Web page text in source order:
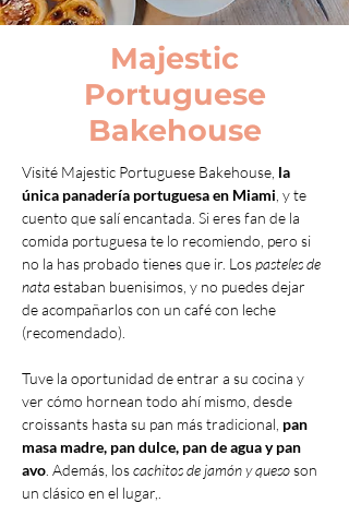
Majestic
Portuguese
Bakehouse
Visité Majestic Portuguese Bakehouse, la
única panadería portuguesa en Miami , y te
cuento que salí encantada. Si eres fan de la
comida portuguesa te lo recomiendo, pero si
no la has probado tienes que ir. Los pasteles de
nata estaban buenisimos, y no puedes dejar
de acompañarlos con un café con leche
(recomendado).
Tuve la oportunidad de entrar a su cocina y
ver cómo hornean todo ahí mismo, desde
croissants hasta su pan más tradicional, pan
masa madre, pan dulce, pan de agua y pan
avo . Además, los cachitos de jamón y queso son
un clásico en el lugar,.